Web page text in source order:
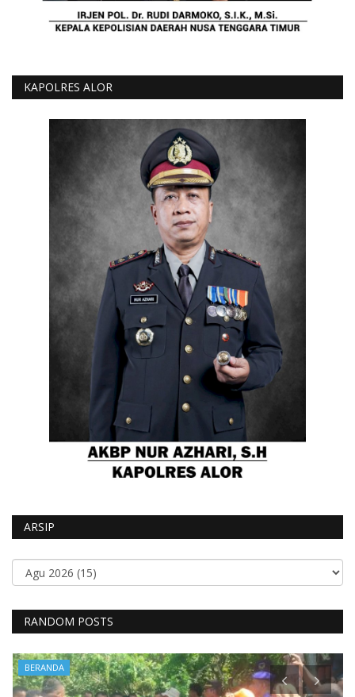
KAPOLRES ALOR
ARSIP
RANDOM POSTS
BERANDA